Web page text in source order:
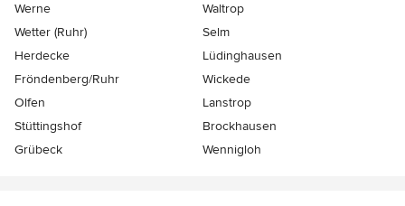
Werne
Waltrop
Wetter (Ruhr)
Selm
Herdecke
Lüdinghausen
Fröndenberg/Ruhr
Wickede
Olfen
Lanstrop
Stüttingshof
Brockhausen
Grübeck
Wennigloh